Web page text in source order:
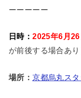
ーーーーー
日時：2025年6月
が前後する場合あり
場所：京都烏丸スタ